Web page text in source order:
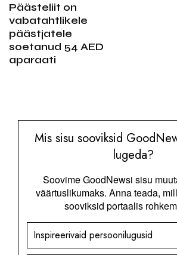
Päästeliit on
vabatahtlikele
päästjatele
soetanud 54 AED
aparaati
Mis sisu sooviksid
lugeda?
Soovime GoodNewsi sisu
väärtuslikumaks. Anna teada,
sooviksid portaalis
Inspireerivaid persoonilugusid